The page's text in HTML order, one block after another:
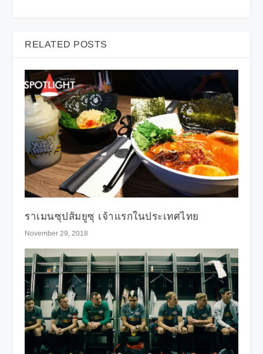
RELATED POSTS
ราเมนซุปส้มยูซุ เจ้าแรกในประเทศไทย
November 29, 2018